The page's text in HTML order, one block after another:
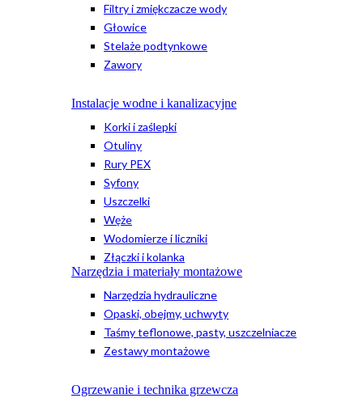
Filtry i zmiękczacze wody
Głowice
Stelaże podtynkowe
Zawory
Instalacje wodne i kanalizacyjne
Korki i zaślepki
Otuliny
Rury PEX
Syfony
Uszczelki
Węże
Wodomierze i liczniki
Złączki i kolanka
Narzędzia i materiały montażowe
Narzędzia hydrauliczne
Opaski, obejmy, uchwyty
Taśmy teflonowe, pasty, uszczelniacze
Zestawy montażowe
Ogrzewanie i technika grzewcza